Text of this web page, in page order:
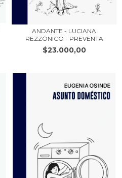
ANDANTE - LUCIANA
REZZÓNICO - PREVENTA
$23.000,00